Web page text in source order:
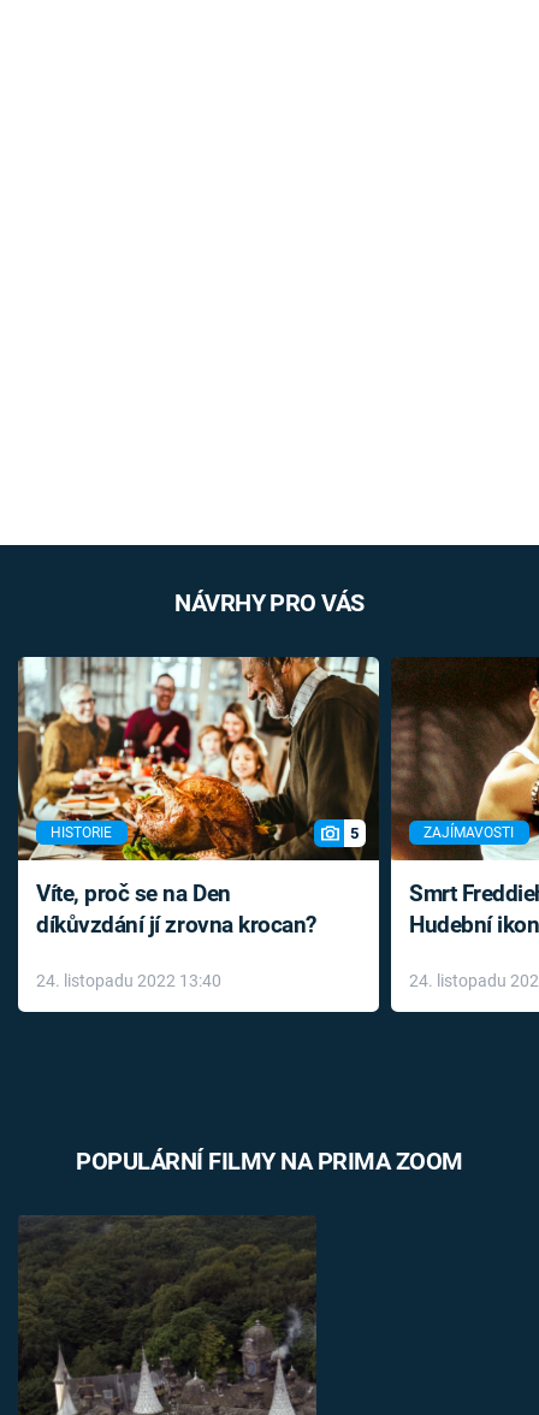
NÁVRHY PRO VÁS
HISTORIE 5
Víte, proč se na Den
díkůvzdání jí zrovna krocan?
24. listopadu 2022 13:40
ZAJÍMAVOSTI
Smrt
Hudební
léky
24. listopadu
POPULÁRNÍ FILMY NA PRIMA ZOOM